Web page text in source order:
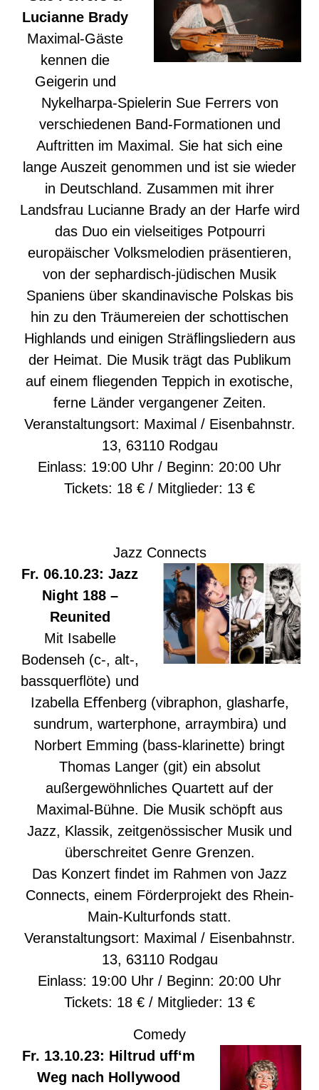
Lucianne Brady
Maximal-Gäste
kennen die
Geigerin und
Nykelharpa-Spielerin Sue Ferrers von
verschiedenen Band-Formationen und
Auftritten im Maximal. Sie hat sich eine
lange Auszeit genommen und ist sie wieder
in Deutschland. Zusammen mit ihrer
Landsfrau Lucianne Brady an der Harfe wird
das Duo ein vielseitiges Potpourri
europäischer Volksmelodien präsentieren,
von der sephardisch-jüdischen Musik
Spaniens über skandinavische Polskas bis
hin zu den Träumereien der schottischen
Highlands und einigen Sträflingsliedern aus
der Heimat. Die Musik trägt das Publikum
auf einem fliegenden Teppich in exotische,
ferne Länder vergangener Zeiten.
Veranstaltungsort: Maximal / Eisenbahnstr.
13, 63110 Rodgau
Einlass: 19:00 Uhr / Beginn: 20:00 Uhr
Tickets: 18 € / Mitglieder: 13 €
Jazz Connects
Fr. 06.10.23: Jazz
Night 188 –
Reunited
Mit Isabelle
Bodenseh (c-, alt-,
bassquerﬂöte) und
Izabella Eﬀenberg (vibraphon, glasharfe,
sundrum, warterphone, arraymbira) und
Norbert Emming (bass-klarinette) bringt
Thomas Langer (git) ein absolut
außergewöhnliches Quartett auf der
Maximal-Bühne. Die Musik schöpft aus
Jazz, Klassik, zeitgenössischer Musik und
überschreitet Genre Grenzen.
Das Konzert findet im Rahmen von Jazz
Connects, einem Förderprojekt des Rhein-
Main-Kulturfonds statt.
Veranstaltungsort: Maximal / Eisenbahnstr.
13, 63110 Rodgau
Einlass: 19:00 Uhr / Beginn: 20:00 Uhr
Tickets: 18 € / Mitglieder: 13 €
Comedy
Fr. 13.10.23: Hiltrud uff‘m
Weg nach Hollywood